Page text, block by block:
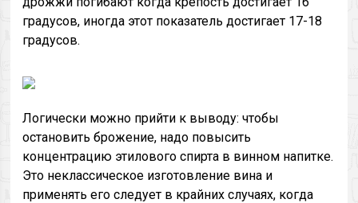
градусов, иногда этот показатель достигает 17-18
градусов.
Логически можно прийти к выводу: чтобы
остановить брожение, надо повысить
концентрацию этилового спирта в винном напитке.
Это неклассическое изготовление вина и
применять его следует в крайних случаях, когда